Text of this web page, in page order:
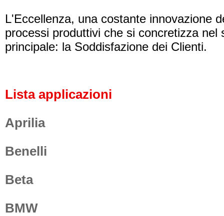
L'Eccellenza, una costante innovazione
processi produttivi che si concretizza nel
principale: la Soddisfazione dei Clienti.
Lista applicazioni
Aprilia
Benelli
Beta
BMW